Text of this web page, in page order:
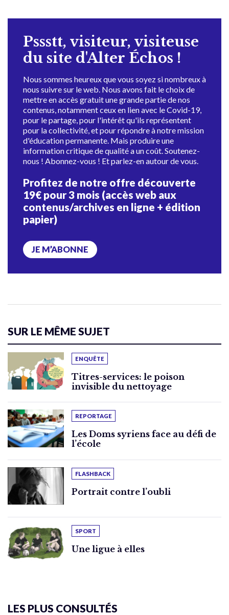
Pssstt, visiteur, visiteuse
du site d'Alter Échos !
Nous sommes heureux que vous soyez si nombreux à
nous suivre sur le web. Nous avons fait le choix de
mettre en accès gratuit une grande partie de nos
contenus, notamment ceux en lien avec le Covid-19,
pour le partage, pour l'intérêt qu'ils représentent
pour la collectivité, et pour répondre à notre mission
d'éducation permanente. Mais produire une
information critique de qualité a un coût. Soutenez-
nous ! Abonnez-vous ! Et parlez-en autour de vous.
Profitez de notre offre découverte
19€ pour 3 mois (accès web aux
contenus/archives en ligne + édition
papier)
JE M’ABONNE
SUR LE MÊME SUJET
ENQUÊTE
Titres-services: le poison
invisible du nettoyage
REPORTAGE
Les Doms syriens face au défi de
l’école
FLASHBACK
Portrait contre l’oubli
SPORT
Une ligue à elles
LES PLUS CONSULTÉS